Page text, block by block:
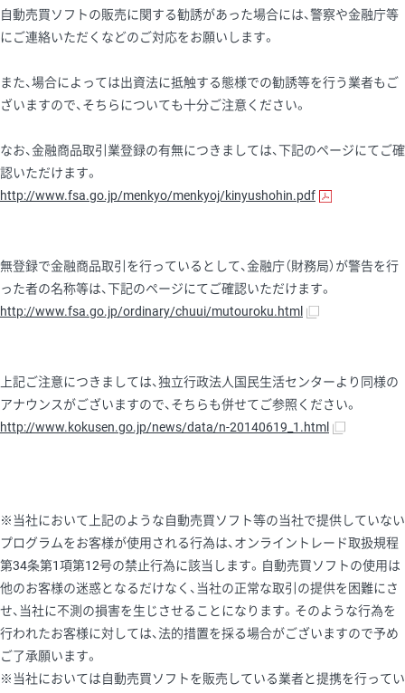
自動売買ソフトの販売に関する勧誘があった場合には、警察や金融庁等
にご連絡いただくなどのご対応をお願いします。
また、場合によっては出資法に抵触する態様での勧誘等を行う業者もご
ざいますので、そちらについても十分ご注意ください。
なお、金融商品取引業登録の有無につきましては、下記のページにてご確
認いただけます。
http://www.fsa.go.jp/menkyo/menkyoj/kinyushohin.pdf
無登録で金融商品取引を行っているとして、金融庁（財務局）が警告を行
った者の名称等は、下記のページにてご確認いただけます。
http://www.fsa.go.jp/ordinary/chuui/mutouroku.html
上記ご注意につきましては、独立行政法人国民生活センターより同様の
アナウンスがございますので、そちらも併せてご参照ください。
http://www.kokusen.go.jp/news/data/n-20140619_1.html
※当社において上記のような自動売買ソフト等の当社で提供していない
プログラムをお客様が使用される行為は、オンライントレード取扱規程
第34条第1項第12号の禁止行為に該当します。自動売買ソフトの使用は
他のお客様の迷惑となるだけなく、当社の正常な取引の提供を困難にさ
せ、当社に不測の損害を生じさせることになります。そのような行為を
行われたお客様に対しては、法的措置を採る場合がございますので予め
ご了承願います。
※当社においては自動売買ソフトを販売している業者と提携を行ってい